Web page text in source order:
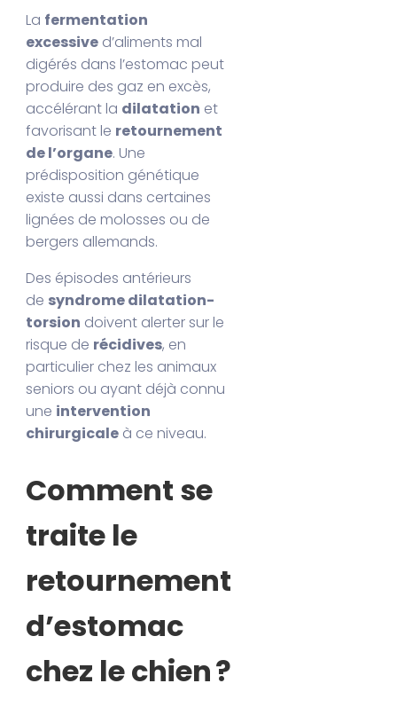
La fermentation
excessive d’aliments mal
digérés dans l’estomac peut
produire des gaz en excès,
accélérant la dilatation et
favorisant le retournement
de l’organe. Une
prédisposition génétique
existe aussi dans certaines
lignées de molosses ou de
bergers allemands.
Des épisodes antérieurs
de syndrome dilatation-
torsion doivent alerter sur le
risque de récidives, en
particulier chez les animaux
seniors ou ayant déjà connu
une intervention
chirurgicale à ce niveau.
Comment se
traite le
retournement
d’estomac
chez le chien ?